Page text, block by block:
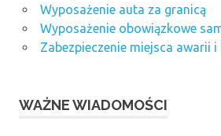
Wyposażenie auta za granicą
Wyposażenie obowiązkowe
Zabezpieczenie miejsca awarii
WAŻNE WIADOMOŚCI